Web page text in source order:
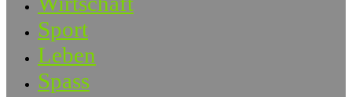
Sport
Leben
Spass